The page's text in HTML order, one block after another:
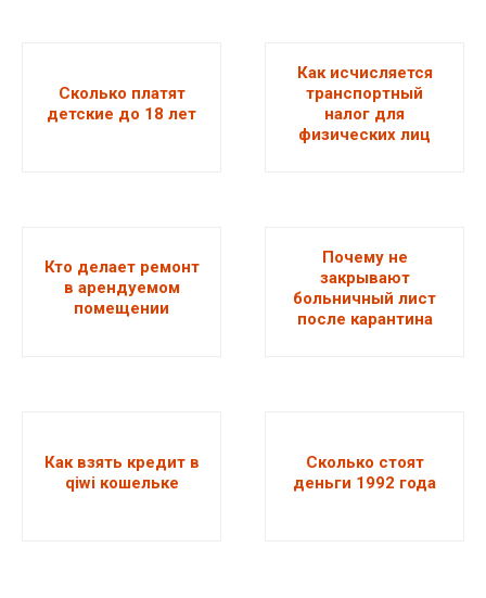
Сколько платят
детские до 18 лет
Как исчисляется
транспортный
налог для
физических лиц
Кто делает ремонт
в арендуемом
помещении
Почему не
закрывают
больничный лист
после карантина
Как взять кредит в
qiwi кошельке
Сколько стоят
деньги 1992 года